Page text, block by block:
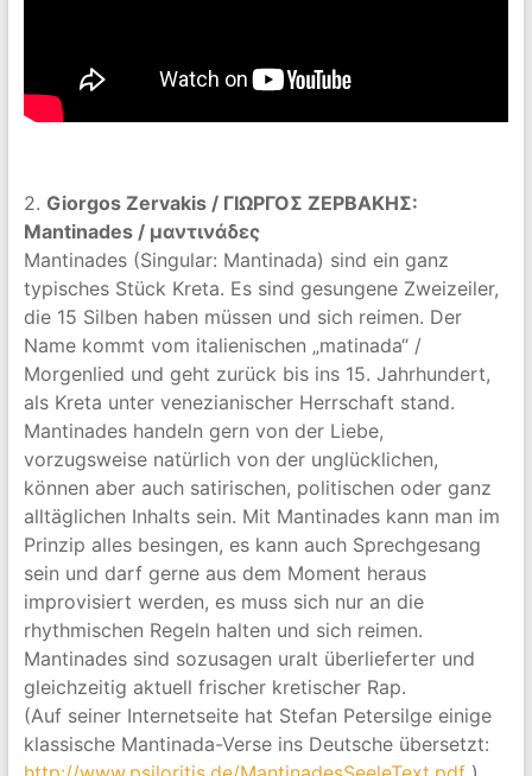
2. Giorgos Zervakis / ΓΙΩΡΓΟΣ ΖΕΡΒΑΚΗΣ:
Mantinades / μαντινάδες
Mantinades (Singular: Mantinada) sind ein ganz
typisches Stück Kreta. Es sind gesungene Zweizeiler,
die 15 Silben haben müssen und sich reimen. Der
Name kommt vom italienischen „matinada“ /
Morgenlied und geht zurück bis ins 15. Jahrhundert,
als Kreta unter venezianischer Herrschaft stand.
Mantinades handeln gern von der Liebe,
vorzugsweise natürlich von der unglücklichen,
können aber auch satirischen, politischen oder ganz
alltäglichen Inhalts sein. Mit Mantinades kann man im
Prinzip alles besingen, es kann auch Sprechgesang
sein und darf gerne aus dem Moment heraus
improvisiert werden, es muss sich nur an die
rhythmischen Regeln halten und sich reimen.
Mantinades sind sozusagen uralt überlieferter und
gleichzeitig aktuell frischer kretischer Rap.
(Auf seiner Internetseite hat Stefan Petersilge einige
klassische Mantinada-Verse ins Deutsche übersetzt: